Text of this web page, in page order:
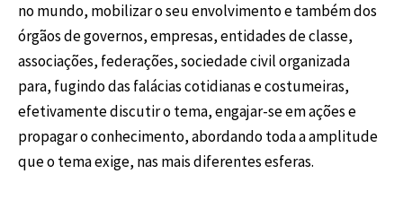
no mundo, mobilizar o seu envolvimento e também dos
órgãos de governos, empresas, entidades de classe,
associações, federações, sociedade civil organizada
para, fugindo das falácias cotidianas e costumeiras,
efetivamente discutir o tema, engajar-se em ações e
propagar o conhecimento, abordando toda a amplitude
que o tema exige, nas mais diferentes esferas.